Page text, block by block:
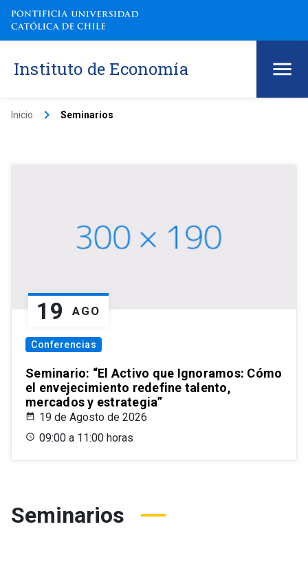
Instituto de Economía
Inicio keyboard_arrow_right Seminarios
19 AGO
Conferencias
Seminario: “El Activo que Ignoramos: Cómo
el envejecimiento redefine talento,
mercados y estrategia”
19 de Agosto de 2026
09:00 a 11:00 horas
Seminarios